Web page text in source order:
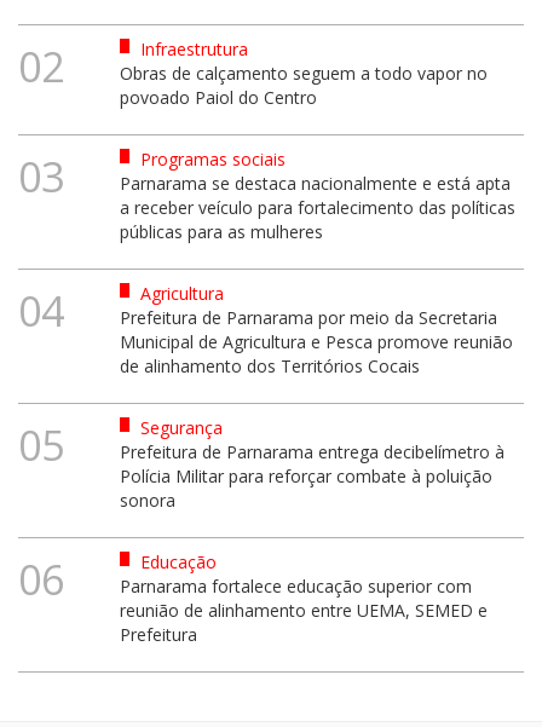
02
Infraestrutura
Obras de calçamento seguem a todo vapor no
povoado Paiol do Centro
03
Programas sociais
Parnarama se destaca nacionalmente e está apta
a receber veículo para fortalecimento das políticas
públicas para as mulheres
04
Agricultura
Prefeitura de Parnarama por meio da Secretaria
Municipal de Agricultura e Pesca promove reunião
de alinhamento dos Territórios Cocais
05
Segurança
Prefeitura de Parnarama entrega decibelímetro à
Polícia Militar para reforçar combate à poluição
sonora
06
Educação
Parnarama fortalece educação superior com
reunião de alinhamento entre UEMA, SEMED e
Prefeitura